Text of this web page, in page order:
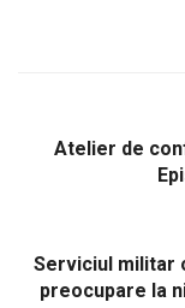
Atelier de
Serviciul militar
preocupare la